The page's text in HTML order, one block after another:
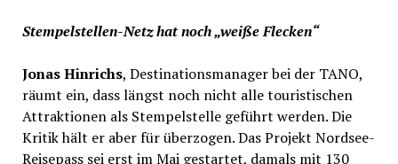
Stempelstellen-Netz hat noch „weiße Flecken“
Jonas Hinrichs, Destinationsmanager bei der TANO,
räumt ein, dass längst noch nicht alle touristischen
Attraktionen als Stempelstelle geführt werden. Die
Kritik hält er aber für überzogen. Das Projekt Nordsee-
Reisepass sei erst im Mai gestartet, damals mit 130